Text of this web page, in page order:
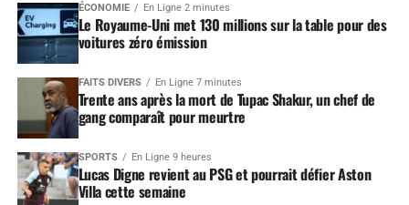
ÉCONOMIE En Ligne 2 minutes
Le Royaume-Uni met 130 millions sur la table pour des
voitures zéro émission
FAITS DIVERS En Ligne 7 minutes
Trente ans après la mort de Tupac Shakur, un chef de
gang comparaît pour meurtre
SPORTS En Ligne 9 heures
Lucas Digne revient au PSG et pourrait défier Aston
Villa cette semaine